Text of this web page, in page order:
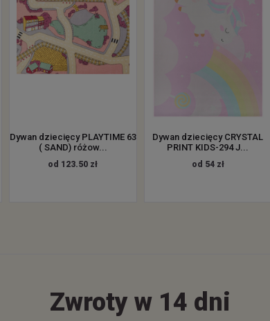
Dywan dziecięcy PLAYTIME 63
( SAND) różow...
od 123.50 zł
Dywan dziecięcy CRYSTAL
PRINT KIDS-294 J...
od 54 zł
Zwroty w 14 dni